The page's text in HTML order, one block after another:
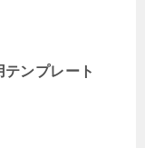
ンプレート